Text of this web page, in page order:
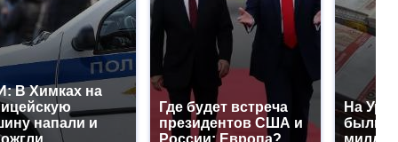
В Химках на
напали и
Где будет встреча
президентов США и
России: Европа?
На
были